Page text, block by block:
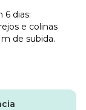
6 dias:
e colinas
m de subida.